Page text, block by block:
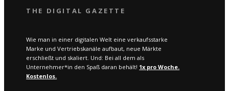
THE DIGITAL GAZETTE
Wie man in einer digitalen Welt eine verkaufsstarke
Marke und Vertriebskanäle aufbaut, neue Märkte
erschließt und skaliert. Und: Bei all dem als
Unternehmer*in den Spaß daran behält! 1x pro Woche.
Kostenlos.